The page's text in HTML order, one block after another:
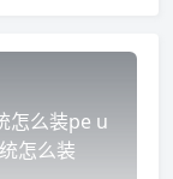
怎么装pe u
怎么装